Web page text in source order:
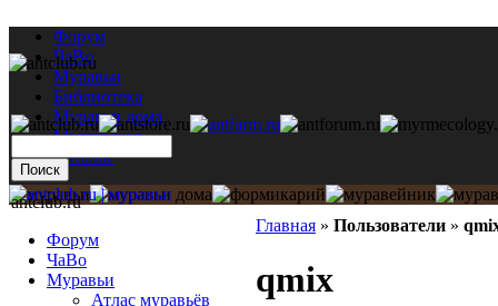
Форум
ЧаВо
Муравьи
Библиотека
Муравьи дома
Мастерская
Каталог
Главная » Пользователи »
qmix
antclub.ru
Форум
ЧаВо
Муравьи
Атлас муравьёв